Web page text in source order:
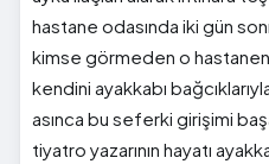
hastane odasında iki gün
kimse görmeden o
kendini ayakkabı
asınca bu seferki girişimi
tiyatro yazarının hayatı